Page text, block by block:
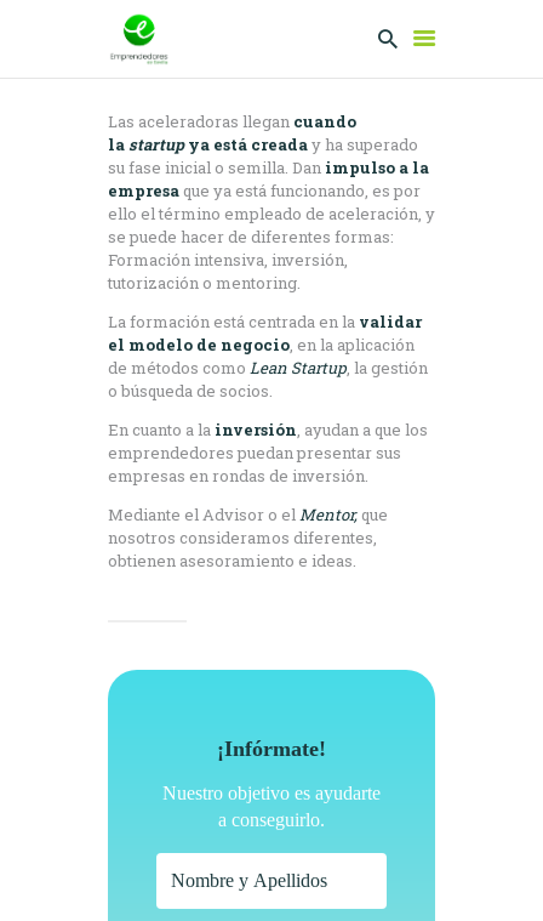
EMPRENDEDORES
PRESENTA TU
PROYECTO
SERVICIOS
CLUB
EMPRENDEDORES
NETWORKING
Las aceleradoras llegan cuando
lastartupya está creaday ha superado
su fase inicial o semilla. Dan impulso a la
empresa que ya está funcionando, es por
ello el término empleado de aceleración, y
se puede hacer de diferentes formas:
Formación intensiva, inversión,
tutorización o mentoring.
La formación está centrada en la validar
el modelo de negocio, en la aplicación
de métodos como Lean Startup, la gestión
o búsqueda de socios.
En cuanto a la inversión, ayudan a que los
emprendedores puedan presentar sus
empresas en rondas de inversión.
Mediante el Advisor o elMentor, que
nosotros consideramos diferentes,
obtienen asesoramiento e ideas.
¡Infórmate!
Nuestro objetivo es ayudarte
a conseguirlo.